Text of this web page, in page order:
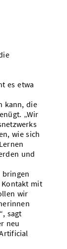
es etwa
kann, die
„Wir
wie sich
und
bringen
mit
wir
sagt
neu